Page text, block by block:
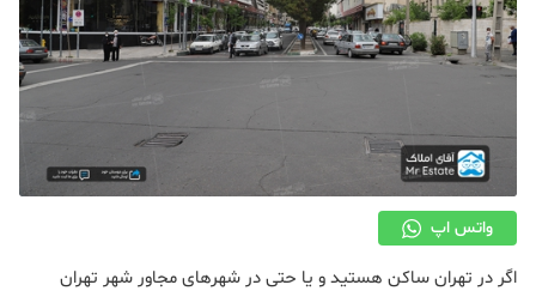
معماری
ملکی
همایش و نمایشگاه
واتس اپ
اگر در تهران ساکن هستید و یا حتی در شهرهای مجاور شهر تهران